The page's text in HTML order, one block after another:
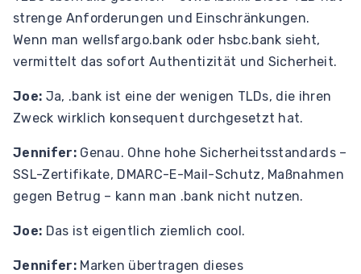
strenge Anforderungen und Einschränkungen.
Wenn man wellsfargo.bank oder hsbc.bank sieht,
vermittelt das sofort Authentizität und Sicherheit.
Joe: Ja, .bank ist eine der wenigen TLDs, die ihren
Zweck wirklich konsequent durchgesetzt hat.
Jennifer:Genau. Ohne hohe Sicherheitsstandards –
SSL-Zertifikate, DMARC-E-Mail-Schutz, Maßnahmen
gegen Betrug – kann man .bank nicht nutzen.
Joe: Das ist eigentlich ziemlich cool.
Jennifer:Marken übertragen dieses